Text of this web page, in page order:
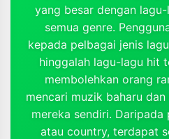
yang besar dengan
semua genre.
kepada pelbagai jenis
hinggalah lagu-lagu hit
membolehkan orang
mencari muzik baharu
mereka sendiri.
atau country, terdapat